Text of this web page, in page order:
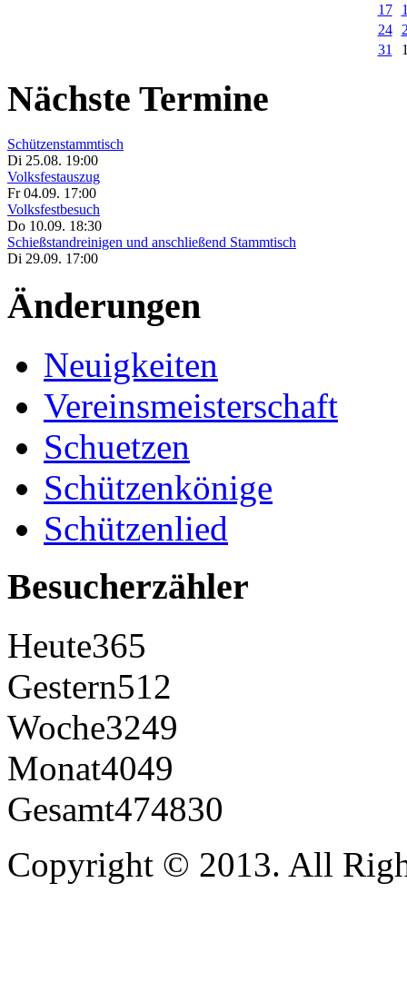
17
24
31
Nächste Termine
Schützenstammtisch
Di 25.08. 19:00
Volksfestauszug
Fr 04.09. 17:00
Volksfestbesuch
Do 10.09. 18:30
Schießstandreinigen und anschließend Stammtisch
Di 29.09. 17:00
Änderungen
Neuigkeiten
Vereinsmeisterschaft
Schuetzen
Schützenkönige
Schützenlied
Besucherzähler
Heute365
Gestern512
Woche3249
Monat4049
Gesamt474830
Copyright © 2013. All